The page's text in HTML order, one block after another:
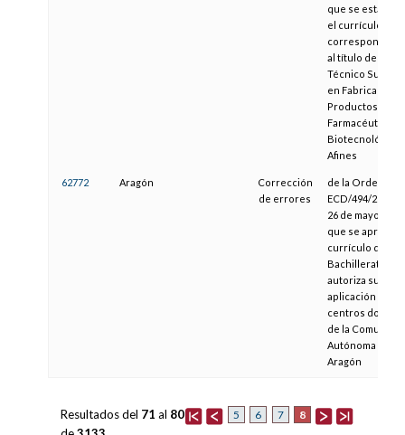
que se
el currículo
al título de
Técnico
en Fabricación
Productos
Farmacéuticos,
Afines
62772 Aragón
Corrección
de errores
de la Orden
ECD/494/2016,
26 de mayo, por
que se aprueba
currículo del
Bachillerato y
autoriza su
aplicación en
centros
de la
Autónoma de
Aragón
5 6 7 8
Resultados del 71 al 80